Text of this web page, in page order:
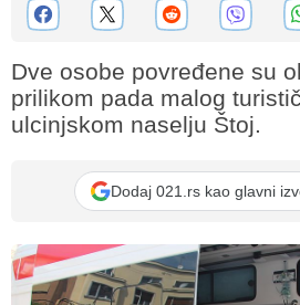
Dve osobe povređene su
prilikom pada malog
ulcinjskom naselju Štoj.
Dodaj 021.rs kao glavni